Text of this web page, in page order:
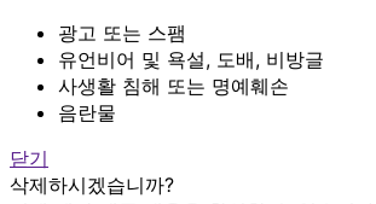
광고 또는 스팸
유언비어 및 욕설, 도배, 비방글
사생활 침해 또는 명예훼손
음란물
닫기
삭제하시겠습니까?